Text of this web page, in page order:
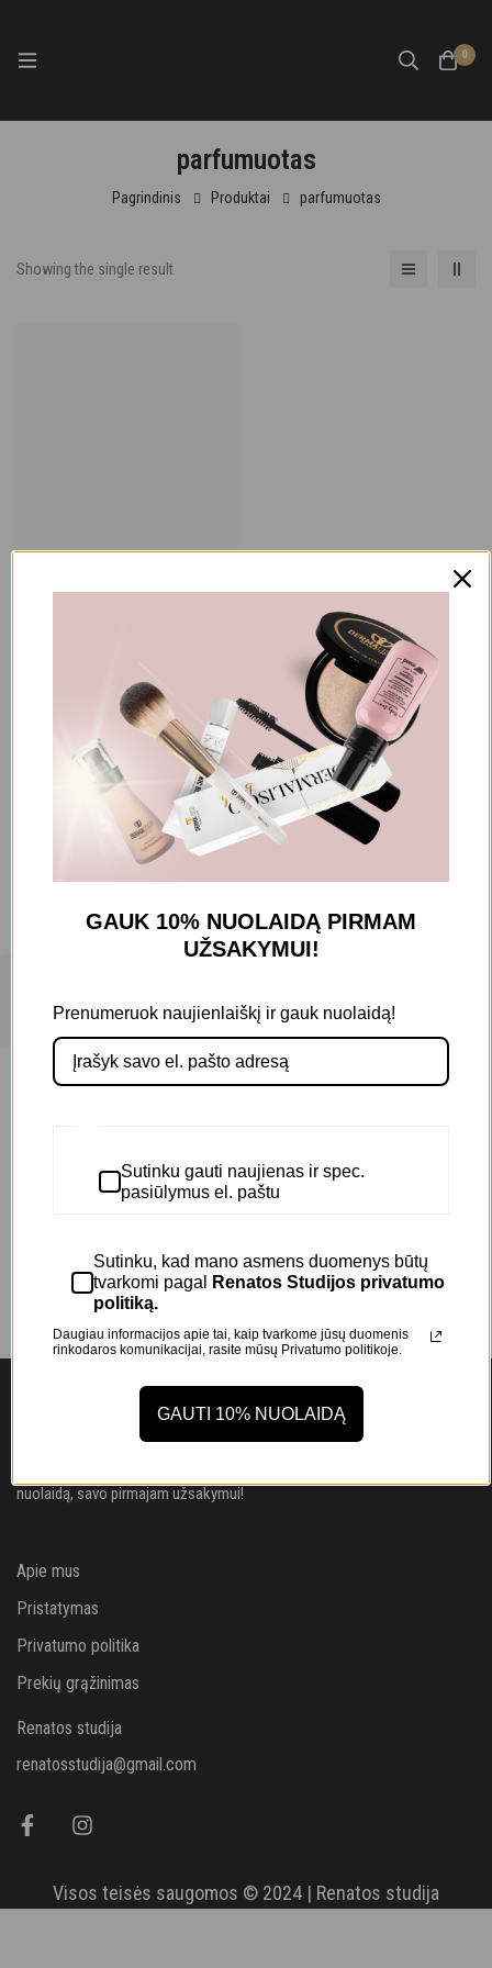
0
parfumuotas
Pagrindinis Produktai parfumuotas
Filtruoti pagal kainą
Filtruoti kategorijas
(1)
AS SCENTS(1)
Showing the single result
AS SCENTS PARFUMUOTAS
“DIVINE” KŪNO KREMAS
NAUJIENLAIŠKIS
nuolaidą, savo pirmajam užsakymui!
Apie mus
Pristatymas
Privatumo politika
Prekių grąžinimas
Renatos studija
renatosstudija@gmail.com
Visos teisės saugomos © 2024 | Renatos studija
GAUK 10% NUOLAIDĄ PIRMAM
UŽSAKYMUI!
Prenumeruok naujienlaiškį ir gauk nuolaidą!
Sutinku gauti naujienas ir spec.
pasiūlymus el. paštu
Sutinku, kad mano asmens duomenys būtų
tvarkomi pagal
Renatos Studijos privatumo
politiką.
Daugiau informacijos apie tai, kaip tvarkome jūsų duomenis
rinkodaros komunikacijai, rasite mūsų Privatumo politikoje.
GAUTI 10% NUOLAIDĄ